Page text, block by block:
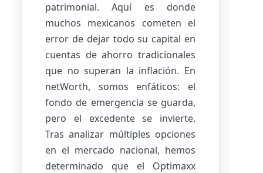
patrimonial. Aquí es donde
muchos mexicanos cometen el
error de dejar todo su capital en
cuentas de ahorro tradicionales
que no superan la inflación. En
netWorth, somos enfáticos: el
fondo de emergencia se guarda,
pero el excedente se invierte.
Tras analizar múltiples opciones
en el mercado nacional, hemos
determinado que el Optimaxx